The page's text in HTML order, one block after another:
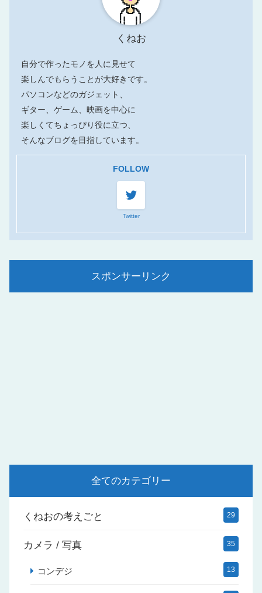
くねお
自分で作ったモノを人に見せて
楽しんでもらうことが大好きです。
パソコンなどのガジェット、
ギター、ゲーム、映画を中心に
楽しくてちょっぴり役に立つ、
そんなブログを目指しています。
FOLLOW
Twitter
スポンサーリンク
全てのカテゴリー
くねおの考えごと 29
カメラ / 写真 35
コンデジ 13